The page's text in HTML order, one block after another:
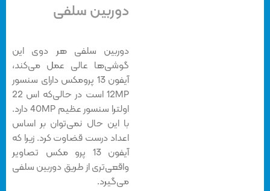
دوربین سلفی
دوربین سلفی هر دوی این
گوشی‌ها عالی عمل می‌کند،
آیفون 13 پرومکس دارای سنسور
12MP است در حالی‌که اس 22
اولترا سنسور عظیم 40MP دارد.
با این حال نمی‌توان بر اساس
اعداد درست قضاوت کرد. زیرا که
آیفون 13 پرو مکس تصاویر
واقعی‌تری از طریق دوربین سلفی
می‌گیرد.